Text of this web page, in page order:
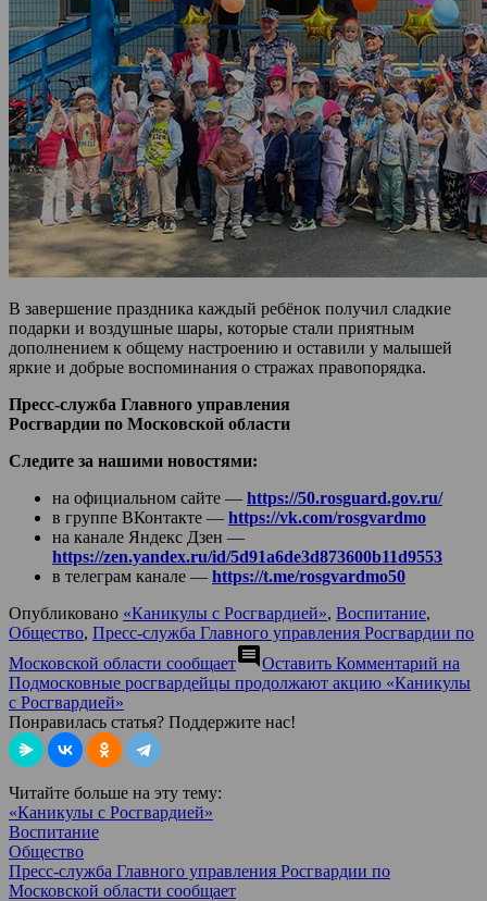
В завершение праздника каждый ребёнок получил сладкие
подарки и воздушные шары, которые стали приятным
дополнением к общему настроению и оставили у малышей
яркие и добрые воспоминания о стражах правопорядка.
Пресс-служба Главного управления
Росгвардии по Московской области
Следите за нашими новостями:
на официальном сайте — https://50.rosguard.gov.ru/
в группе ВКонтакте — https://vk.com/rosgvardmo
на канале Яндекс Дзен —
https://zen.yandex.ru/id/5d91a6de3d873600b11d9553
в телеграм канале — https://t.me/rosgvardmo50
Опубликовано «Каникулы с Росгвардией», Воспитание,
Общество, Пресс-служба Главного управления Росгвардии по
Московской области сообщаетcomment Оставить Комментарий на
Подмосковные росгвардейцы продолжают акцию «Каникулы
с Росгвардией»
Понравилась статья? Поддержите нас!
Читайте больше на эту тему:
«Каникулы с Росгвардией»
Воспитание
Общество
Пресс-служба Главного управления Росгвардии по
Московской области сообщает